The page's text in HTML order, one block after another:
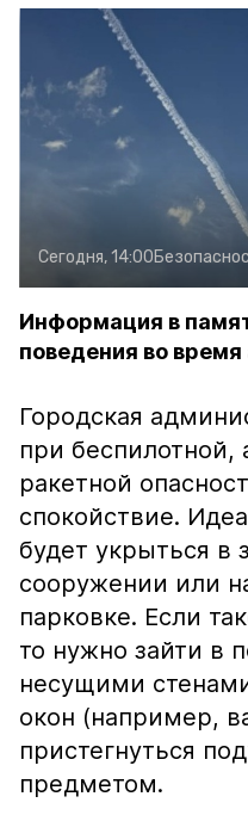
Сегодня, 14:00
Информация в
поведения во
Городская
при беспилотной,
ракетной
спокойствие.
будет укрыться в
сооружении или
парковке. Если
то нужно зайти в
несущими
окон (например,
пристегнуться
предметом.